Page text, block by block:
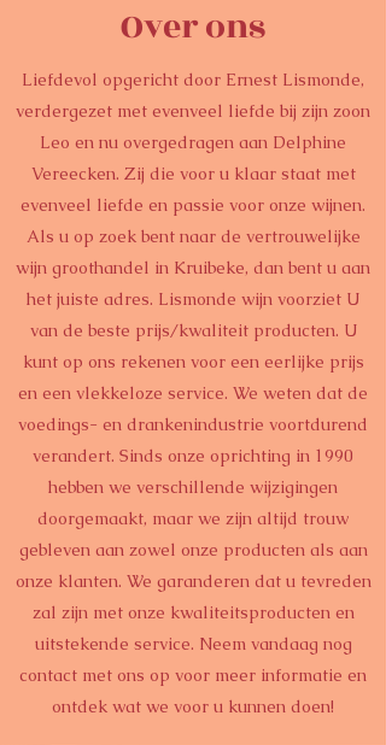
Over ons
Liefdevol opgericht door Ernest Lismonde,
verdergezet met evenveel liefde bij zijn zoon
Leo en nu overgedragen aan Delphine
Vereecken. Zij die voor u klaar staat met
evenveel liefde en passie voor onze wijnen.
Als u op zoek bent naar de vertrouwelijke
wijn groothandel in Kruibeke, dan bent u aan
het juiste adres. Lismonde wijn voorziet U
van de beste prijs/kwaliteit producten. U
kunt op ons rekenen voor een eerlijke prijs
en een vlekkeloze service. We weten dat de
voedings- en drankenindustrie voortdurend
verandert. Sinds onze oprichting in 1990
hebben we verschillende wijzigingen
doorgemaakt, maar we zijn altijd trouw
gebleven aan zowel onze producten als aan
onze klanten. We garanderen dat u tevreden
zal zijn met onze kwaliteitsproducten en
uitstekende service. Neem vandaag nog
contact met ons op voor meer informatie en
ontdek wat we voor u kunnen doen!